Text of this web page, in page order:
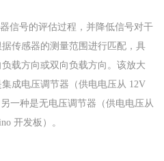
信号的评估过程，并降低信号对干
传感器的测量范围进行匹配，具
载方向或双向负载方向。该放大
成电压调节器（供电电压从 12V
一种是无电压调节器（供电电压从
开发板）。